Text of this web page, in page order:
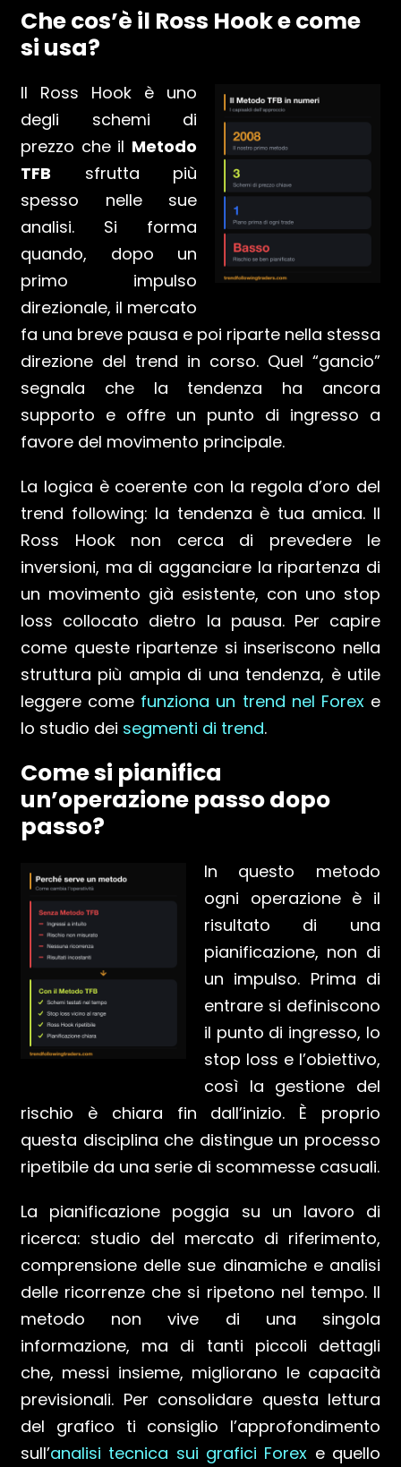
Che cos’è il Ross Hook e come
si usa?
Il Ross Hook è uno
degli schemi di
prezzo che il Metodo
TFB sfrutta più
spesso nelle sue
analisi. Si forma
quando, dopo un
primo impulso
direzionale, il mercato
fa una breve pausa e poi riparte nella stessa
direzione del trend in corso. Quel “gancio”
segnala che la tendenza ha ancora
supporto e offre un punto di ingresso a
favore del movimento principale.
La logica è coerente con la regola d’oro del
trend following: la tendenza è tua amica. Il
Ross Hook non cerca di prevedere le
inversioni, ma di agganciare la ripartenza di
un movimento già esistente, con uno stop
loss collocato dietro la pausa. Per capire
come queste ripartenze si inseriscono nella
struttura più ampia di una tendenza, è utile
leggere come funziona un trend nel Forexe
lo studio dei segmenti di trend.
Come si pianifica
un’operazione passo dopo
passo?
In questo metodo
ogni operazione è il
risultato di una
pianificazione, non di
un impulso. Prima di
entrare si definiscono
il punto di ingresso, lo
stop loss e l’obiettivo,
così la gestione del
rischio è chiara fin dall’inizio. È proprio
questa disciplina che distingue un processo
ripetibile da una serie di scommesse casuali.
La pianificazione poggia su un lavoro di
ricerca: studio del mercato di riferimento,
comprensione delle sue dinamiche e analisi
delle ricorrenze che si ripetono nel tempo. Il
metodo non vive di una singola
informazione, ma di tanti piccoli dettagli
che, messi insieme, migliorano le capacità
previsionali. Per consolidare questa lettura
del grafico ti consiglio l’approfondimento
sull’analisi tecnica sui grafici Forex e quello